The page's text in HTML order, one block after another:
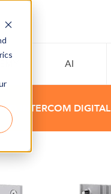
AI
INTERCOM DIGITAL